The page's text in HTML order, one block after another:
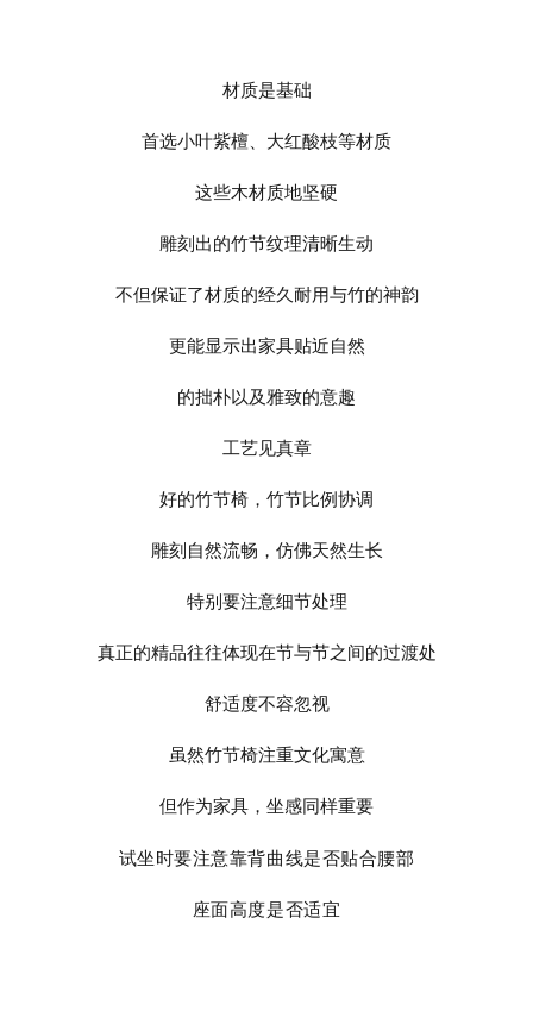
材质是基础
首选小叶紫檀、大红酸枝等材质
这些木材质地坚硬
雕刻出的竹节纹理清晰生动
不但保证了材质的经久耐用与竹的神韵
更能显示出家具贴近自然
的拙朴以及雅致的意趣
工艺见真章
好的竹节椅，竹节比例协调
雕刻自然流畅，仿佛天然生长
特别要注意细节处理
真正的精品往往体现在节与节之间的过渡处
舒适度不容忽视
虽然竹节椅注重文化寓意
但作为家具，坐感同样重要
试坐时要注意靠背曲线是否贴合腰部
座面高度是否适宜